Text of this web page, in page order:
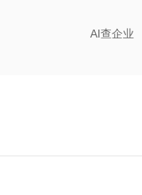
AI查企业